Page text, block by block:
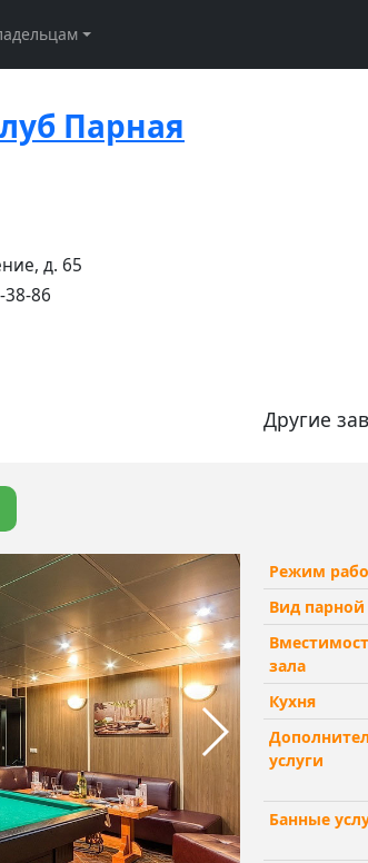
Парная
д. 65
38-86
Другие
Режим
Вид парной
зала
Кухня
услуги
Банные